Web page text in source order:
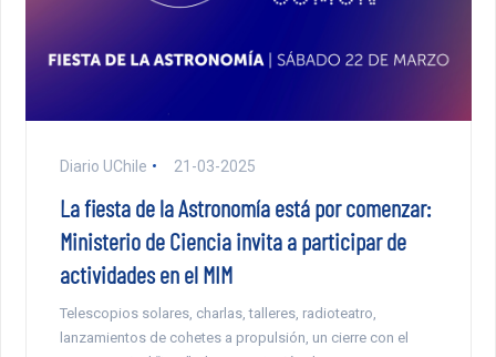
Diario UChile 21-03-2025
La fiesta de la Astronomía está por comenzar:
Ministerio de Ciencia invita a participar de
actividades en el MIM
Telescopios solares, charlas, talleres, radioteatro,
lanzamientos de cohetes a propulsión, un cierre con el